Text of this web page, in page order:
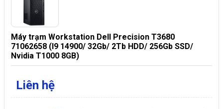
Máy trạm Workstation Dell Precision T3680
71062658 (I9 14900/ 32Gb/ 2Tb HDD/ 256Gb SSD/
Nvidia T1000 8GB)
Liên hệ